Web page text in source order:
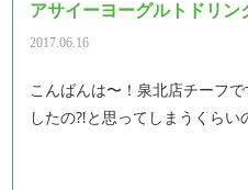
アサイーヨーグルトドリン
2017.06.16
こんばんは〜！泉北店チーフ
したの⁈と思ってしまうくら